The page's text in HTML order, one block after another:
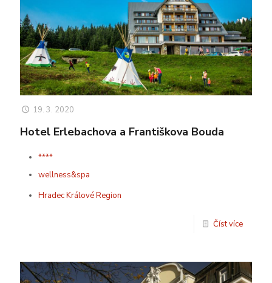
19. 3. 2020
Hotel Erlebachova a Františkova Bouda
****
wellness&spa
Hradec Králové Region
Číst více